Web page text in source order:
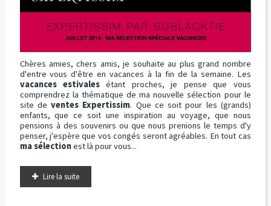
Chères amies, chers amis, je souhaite au plus grand nombre
d'entre vous d'être en vacances à la fin de la semaine. Les
vacances estivalesétant proches, je pense que vous
comprendrez la thématique de ma nouvelle sélection pour le
site de ventes Expertissim. Que ce soit pour les (grands)
enfants, que ce soit une inspiration au voyage, que nous
pensions à des souvenirs ou que nous prenions le temps d'y
penser, j'espère que vos congés seront agréables. En tout cas
ma sélectionest là pour vous...
Lire la suite